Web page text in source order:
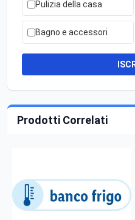
Pulizia della casa
Bagno e accessori
Prodotti Correlati